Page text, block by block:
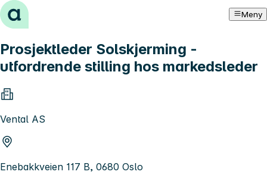
Hopp til innhold Meny
Prosjektleder Solskjerming -
utfordrende stilling hos markedsleder
Vental AS
Enebakkveien 117 B, 0680 Oslo